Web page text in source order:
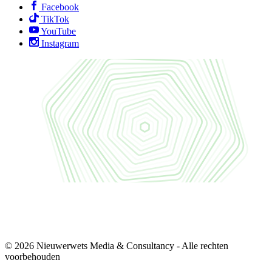
Facebook
TikTok
YouTube
Instagram
© 2026 Nieuwerwets Media & Consultancy - Alle rechten
voorbehouden